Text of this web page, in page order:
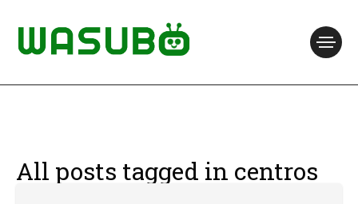
All posts tagged in centros